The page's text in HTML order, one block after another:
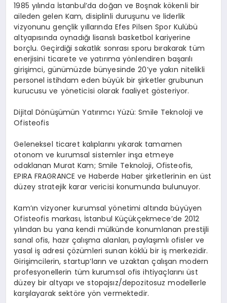
1985 yılında İstanbul’da doğan ve Boşnak kökenli bir
aileden gelen Kam, disiplinli duruşunu ve liderlik
vizyonunu gençlik yıllarında Efes Pilsen Spor Kulübü
altyapısında oynadığı lisanslı basketbol kariyerine
borçlu. Geçirdiği sakatlık sonrası sporu bırakarak tüm
enerjisini ticarete ve yatırıma yönlendiren başarılı
girişimci, günümüzde bünyesinde 20’ye yakın nitelikli
personel istihdam eden büyük bir şirketler grubunun
kurucusu ve yöneticisi olarak faaliyet gösteriyor.
Dijital Dönüşümün Yatırımcı Yüzü: Smile Teknoloji ve
Ofisteofis
Geleneksel ticaret kalıplarını yıkarak tamamen
otonom ve kurumsal sistemler inşa etmeye
odaklanan Murat Kam; Smile Teknoloji, Ofisteofis,
EPIRA FRAGRANCE ve Haberde Haber şirketlerinin en üst
düzey stratejik karar vericisi konumunda bulunuyor.
Kam’ın vizyoner kurumsal yönetimi altında büyüyen
Ofisteofis markası, İstanbul Küçükçekmece’de 2012
yılından bu yana kendi mülkünde konumlanan prestijli
sanal ofis, hazır çalışma alanları, paylaşımlı ofisler ve
yasal iş adresi çözümleri sunan köklü bir iş merkezidir.
Girişimcilerin, startup’ların ve uzaktan çalışan modern
profesyonellerin tüm kurumsal ofis ihtiyaçlarını üst
düzey bir altyapı ve stopajsız/depozitosuz modellerle
karşılayarak sektöre yön vermektedir.